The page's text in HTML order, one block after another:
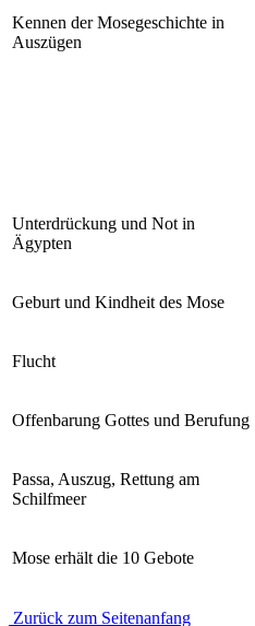
Kennen der Mosegeschichte in
Auszügen
Unterdrückung und Not in
Ägypten
Geburt und Kindheit des Mose
Flucht
Offenbarung Gottes und Berufung
Passa, Auszug, Rettung am
Schilfmeer
Mose erhält die 10 Gebote
Zurück zum Seitenanfang